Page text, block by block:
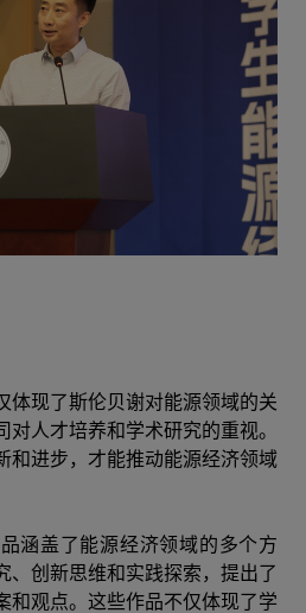
体现了斯伦贝谢对能源领域的关
人才培养和学术研究的重视。
和进步，才能推动能源经济领域
涵盖了能源经济领域的多个方
、创新思维和实践探索，提出了
和观点。这些作品不仅体现了学